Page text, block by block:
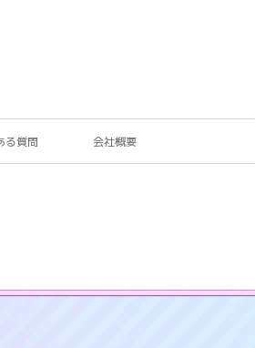
る質問 会社概要